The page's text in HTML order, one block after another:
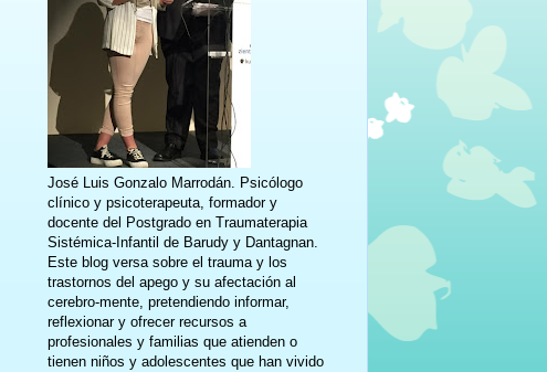
José Luis Gonzalo Marrodán. Psicólogo
clínico y psicoterapeuta, formador y
docente del Postgrado en Traumaterapia
Sistémica-Infantil de Barudy y Dantagnan.
Este blog versa sobre el trauma y los
trastornos del apego y su afectación al
cerebro-mente, pretendiendo informar,
reflexionar y ofrecer recursos a
profesionales y familias que atienden o
tienen niños y adolescentes que han vivido